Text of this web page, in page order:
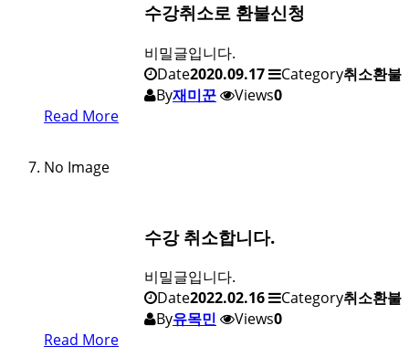
수강취소로 환불신청
비밀글입니다.
Date2020.09.17 Category취소환불
By재미꾼 Views0
Read More
No Image
수강 취소합니다.
비밀글입니다.
Date2022.02.16 Category취소환불
By유목민 Views0
Read More